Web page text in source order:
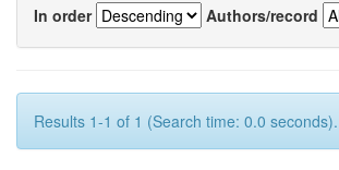
In order
Authors/record
Results 1-1 of 1 (Search time: 0.0 seconds).